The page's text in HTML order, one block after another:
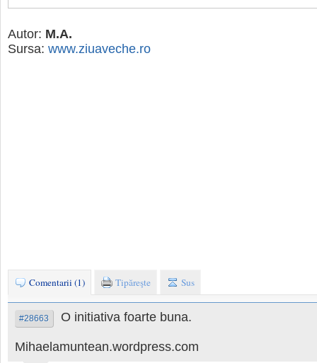
Autor: M.A.
Sursa: www.ziuaveche.ro
Comentarii (1) Tipăreşte Sus
#28663 O initiativa foarte buna.
Mihaelamuntean.wordpress.com